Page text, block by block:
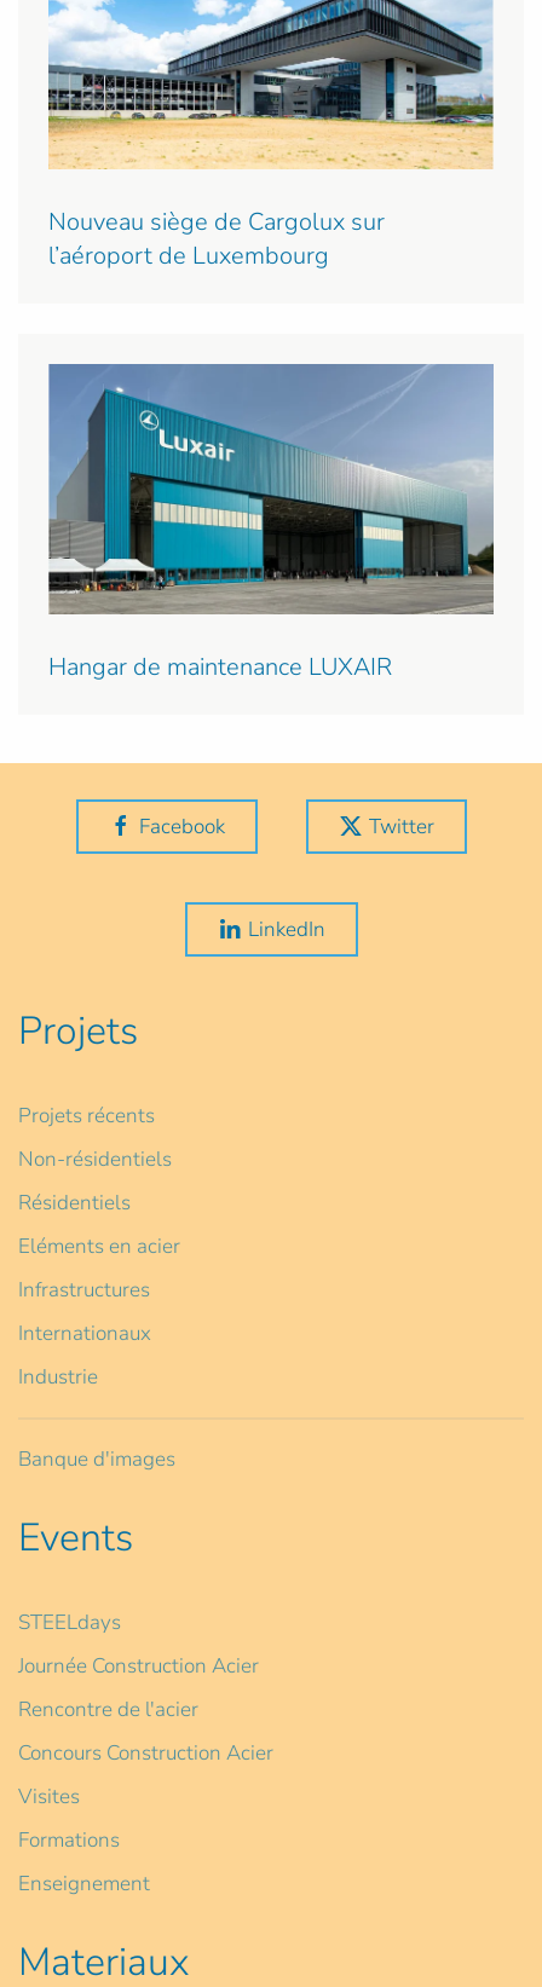
Nouveau siège de Cargolux sur
l’aéroport de Luxembourg
Hangar de maintenance LUXAIR
Facebook Twitter
LinkedIn
Projets
Projets récents
Non-résidentiels
Résidentiels
Eléments en acier
Infrastructures
Internationaux
Industrie
Banque d'images
Events
STEELdays
Journée Construction Acier
Rencontre de l'acier
Concours Construction Acier
Visites
Formations
Enseignement
Materiaux